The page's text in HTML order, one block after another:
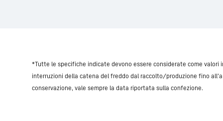
*Tutte le specifiche indicate devono essere considerate come
interruzioni della catena del freddo dal raccolto/produzione fino
conservazione, vale sempre la data riportata sulla confezione.